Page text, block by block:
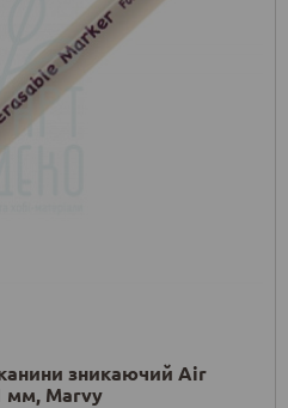
зникаючий Air
мм, Marvy